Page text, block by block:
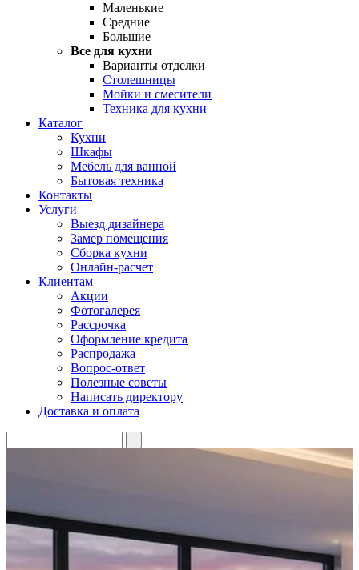
Маленькие
Средние
Большие
Все для кухни
Варианты отделки
Столешницы
Мойки и смесители
Техника для кухни
Каталог
Кухни
Шкафы
Мебель для ванной
Бытовая техника
Контакты
Услуги
Выезд дизайнера
Замер помещения
Сборка кухни
Онлайн-расчет
Клиентам
Акции
Фотогалерея
Рассрочка
Оформление кредита
Распродажа
Вопрос-ответ
Полезные советы
Написать директору
Доставка и оплата